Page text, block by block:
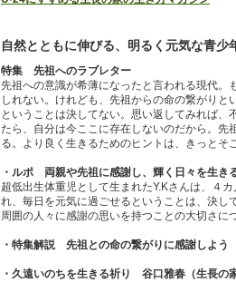
自然とともに伸びる、明るく元気な青少
特集 先祖へのラブレター
先祖への意識が希薄になったと言われる現代。
しれない。けれども、先祖からの命の繋がり
ということは決してない。思い返してみれば
たら、自分は今ここに存在しないのだから。先
る。より良く生きるためのヒントは、きっとそ
・ルポ 両親や先祖に感謝し、輝く日々を生き
超低出生体重児として生まれたY.Kさんは、４
れ、毎日を元気に過ごせるということは、決し
周囲の人々に感謝の思いを持つことの大切さに
・特集解説 先祖との命の繋がりに感謝しよう
・久遠いのちを生きる祈り 谷口雅春（生長の